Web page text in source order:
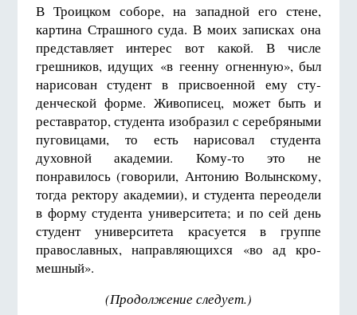
В Троицком соборе, на западной его стене,
картина Страшного суда. В моих записках она
представляет инте­рес вот какой. В числе
грешников, идущих «в геенну ог­ненную», был
нарисован студент в присвоенной ему сту­
денческой форме. Живописец, может быть и
реставратор, студента изобразил с серебряными
пуговицами, то есть нарисовал студента
духовной академии. Кому-то это не
понравилось (говорили, Антонию Волынскому,
тогда рек­тору академии), и студента переодели
в форму студента университета; и по сей день
студент университета красует­ся в группе
православных, направляющихся «во ад кро­
мешный».
(Продолжение следует.)